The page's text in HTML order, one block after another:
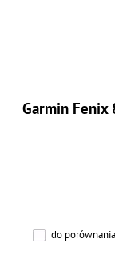
Garmin Fenix
do porównania